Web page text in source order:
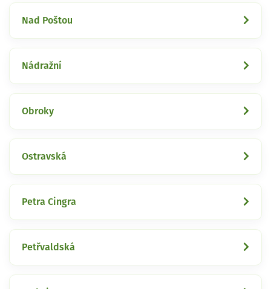
Nad Poštou
Nádražní
Obroky
Ostravská
Petra Cingra
Petřvaldská